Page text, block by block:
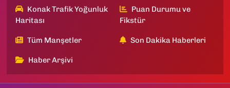
Konak Trafik Yoğunluk
Haritası
Puan Durumu ve
Fikstür
Tüm Manşetler Son Dakika Haberleri
Haber Arşivi